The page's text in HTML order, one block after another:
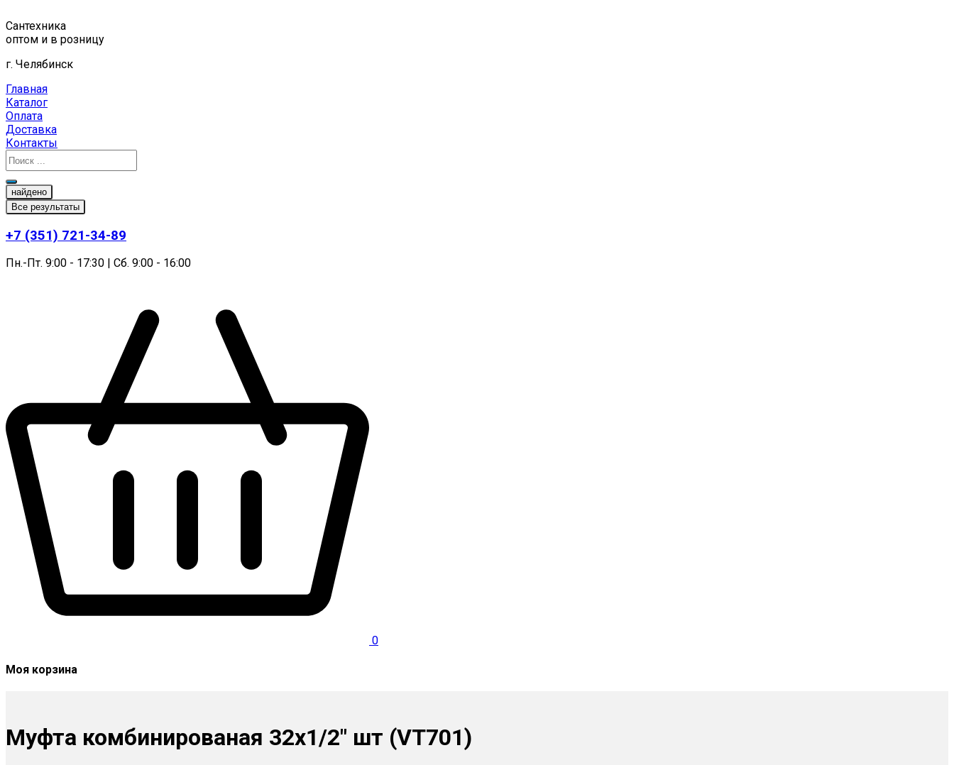
к
содержимому
Сантехника
оптом и в розницу
г. Челябинск
Главная
Каталог
Оплата
Доставка
Контакты
найдено
Все результаты
+7 (351) 721-34-89
Пн.-Пт. 9:00 - 17:30 | Сб. 9:00 - 16:00
0
Моя корзина
Муфта комбинированая 32х1/2″ шт (VT701)